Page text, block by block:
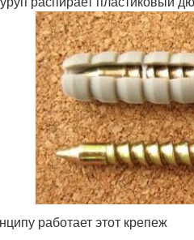
работает этот крепеж